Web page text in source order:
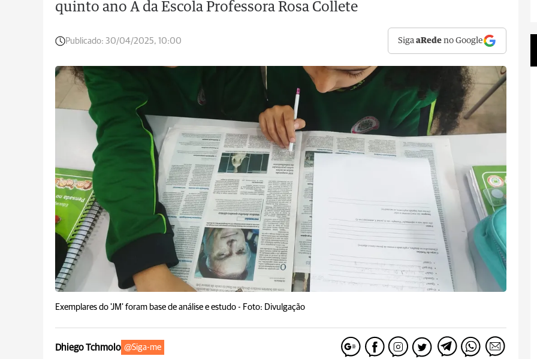
quinto ano A da Escola Professora Rosa Collete
Publicado: 30/04/2025, 10:00 SigaaRede no Google
Exemplares do 'JM' foram base de análise e estudo - Foto: Divulgação
Dhiego Tchmolo @Siga-me